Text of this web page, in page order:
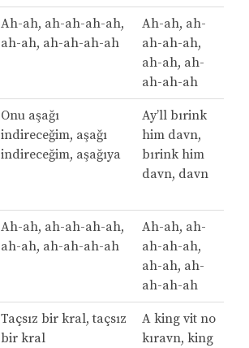
Ah-ah, ah-ah-ah-ah,
ah-ah, ah-ah-ah-ah
Ah-ah, ah-
ah-ah-ah,
ah-ah, ah-
ah-ah-ah
Onu aşağı
indireceğim, aşağı
indireceğim, aşağıya
Ay’ll bırink
him davn,
bırink him
davn, davn
Ah-ah, ah-ah-ah-ah,
ah-ah, ah-ah-ah-ah
Ah-ah, ah-
ah-ah-ah,
ah-ah, ah-
ah-ah-ah
Taçsız bir kral, taçsız
bir kral
A king vit no
kıravn, king